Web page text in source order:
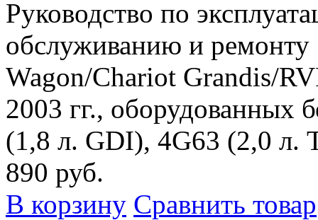
Руководство по
обслуживанию и
Wagon/Chariot Grandis/
2003 гг., оборудованных
(1,8 л. GDI), 4G63 (2,0 л.
890 руб.
В корзину Сравнить товар